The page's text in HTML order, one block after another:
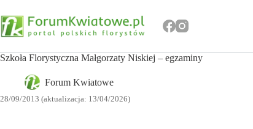
do
treści
Szkoła Florystyczna Małgorzaty Niskiej – egzaminy
Forum Kwiatowe
28/09/2013 (aktualizacja: 13/04/2026)